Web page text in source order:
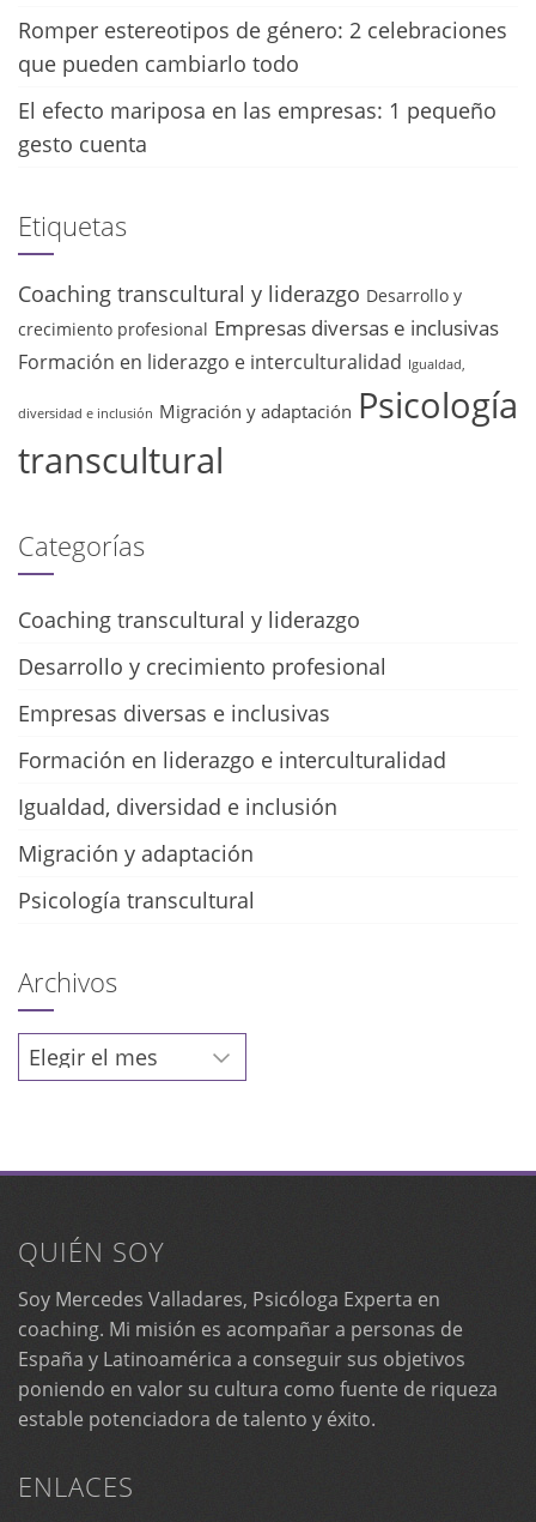
Romper estereotipos de género: 2 celebraciones
que pueden cambiarlo todo
El efecto mariposa en las empresas: 1 pequeño
gesto cuenta
Etiquetas
Coaching transcultural y liderazgo Desarrollo y
crecimiento profesional Empresas diversas e inclusivas
Formación en liderazgo e interculturalidad Igualdad,
diversidad e inclusión Migración y adaptación Psicología
transcultural
Categorías
Coaching transcultural y liderazgo
Desarrollo y crecimiento profesional
Empresas diversas e inclusivas
Formación en liderazgo e interculturalidad
Igualdad, diversidad e inclusión
Migración y adaptación
Psicología transcultural
Archivos
Archivos
QUIÉN SOY
Soy Mercedes Valladares, Psicóloga Experta en
coaching. Mi misión es acompañar a personas de
España y Latinoamérica a conseguir sus objetivos
poniendo en valor su cultura como fuente de riqueza
estable potenciadora de talento y éxito.
ENLACES